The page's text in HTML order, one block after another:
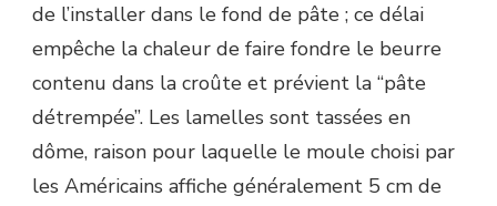
de l’installer dans le fond de pâte ; ce délai
empêche la chaleur de faire fondre le beurre
contenu dans la croûte et prévient la “pâte
détrempée”. Les lamelles sont tassées en
dôme, raison pour laquelle le moule choisi par
les Américains affiche généralement 5 cm de